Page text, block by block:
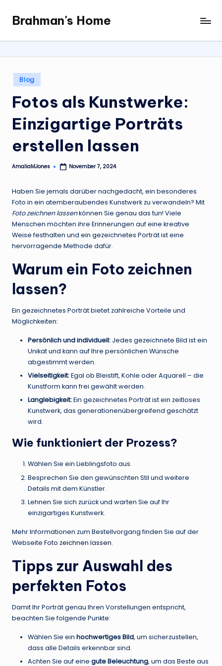
content
Brahman's Home
Spiritual
and
it
all
Posted
in
Blog
Fotos als Kunstwerke:
Einzigartige Porträts
erstellen lassen
Posted
AmaliaMJones November 7, 2024
Haben Sie jemals darüber nachgedacht, ein besonderes
Foto in ein atemberaubendes Kunstwerk zu verwandeln? Mit
Foto zeichnen lassenkönnen Sie genau das tun! Viele
Menschen möchten ihre Erinnerungen auf eine kreative
Weise festhalten und ein gezeichnetes Porträt ist eine
hervorragende Methode dafür.
Warum ein Foto zeichnen
lassen?
Ein gezeichnetes Porträt bietet zahlreiche Vorteile und
Möglichkeiten:
Persönlich und individuell: Jedes gezeichnete Bild ist ein
Unikat und kann auf Ihre persönlichen Wünsche
abgestimmt werden.
Vielseitigkeit:Egal ob Bleistift, Kohle oder Aquarell – die
Kunstform kann frei gewählt werden.
Langlebigkeit:Ein gezeichnetes Porträt ist ein zeitloses
Kunstwerk, das generationenübergreifend geschätzt
wird.
Wie funktioniert der Prozess?
Wählen Sie ein Lieblingsfoto aus.
Besprechen Sie den gewünschten Stil und weitere
Details mit dem Künstler.
Lehnen Sie sich zurück und warten Sie auf Ihr
einzigartiges Kunstwerk.
Mehr Informationen zum Bestellvorgang finden Sie auf der
Webseite Foto zeichnen lassen.
Tipps zur Auswahl des
perfekten Fotos
Damit Ihr Porträt genau Ihren Vorstellungen entspricht,
beachten Sie folgende Punkte:
Wählen Sie ein hochwertiges Bild, um sicherzustellen,
dass alle Details erkennbar sind.
Achten Sie auf eine gute Beleuchtung, um das Beste aus